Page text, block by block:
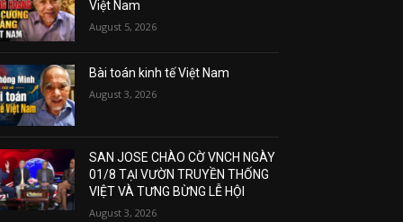
Việt Nam
August 5, 2026
Bài toán kinh tế Việt Nam
August 3, 2026
SAN JOSE CHÀO CỜ VNCH NGÀY
01/8 TẠI VƯỜN TRUYỀN THỐNG
VIỆT VÀ TƯNG BỪNG LỄ HỘI
August 3, 2026